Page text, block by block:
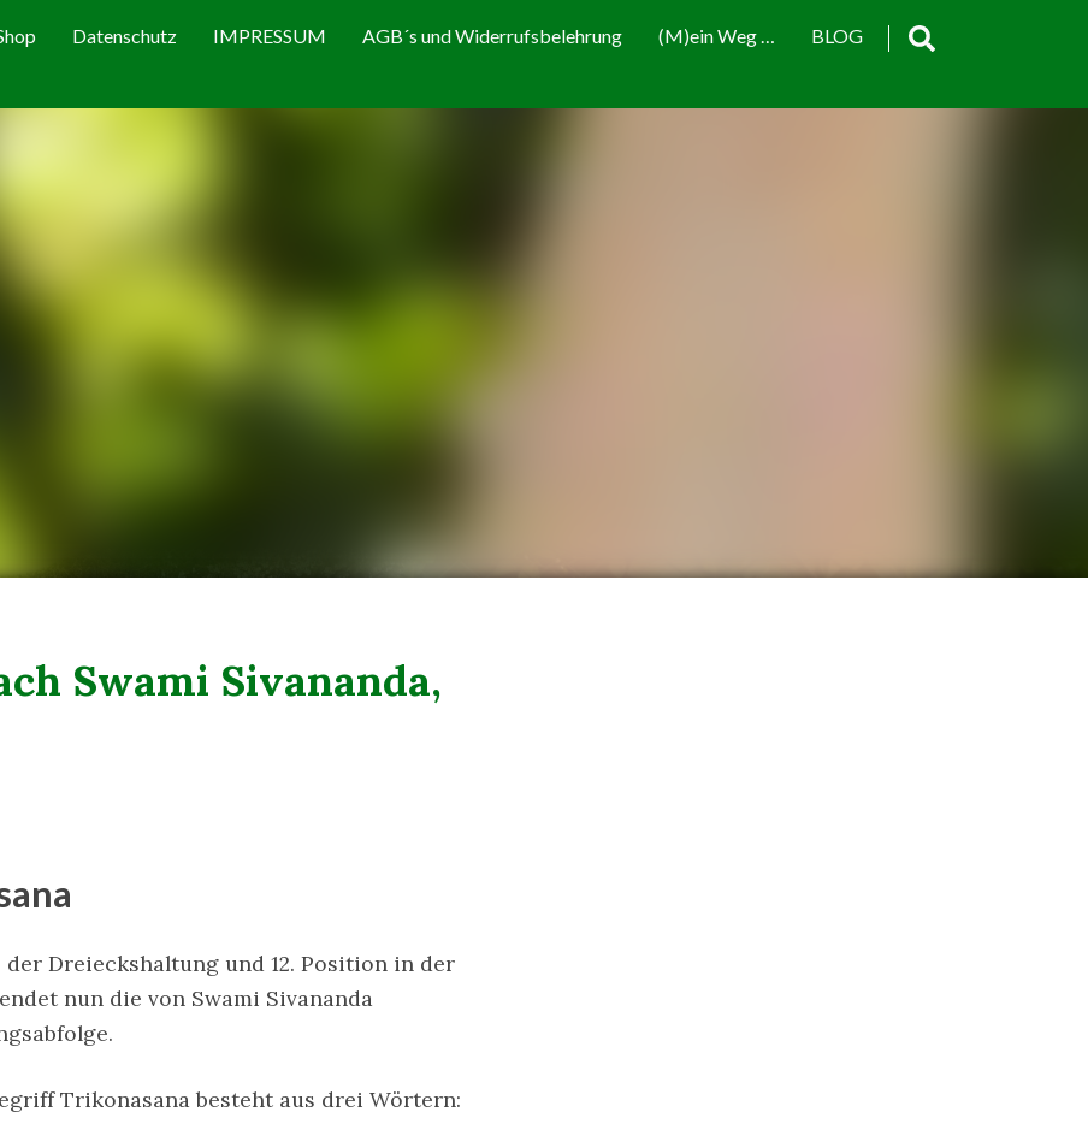
BLOG
(M)ein Weg …
AGB´s und Widerrufsbelehrung
IMPRESSUM
Datenschutz
Swami Sivananda,
Dreieckshaltung und 12. Position in der
nun die von Swami Sivananda
Trikonasana besteht aus drei Wörtern: